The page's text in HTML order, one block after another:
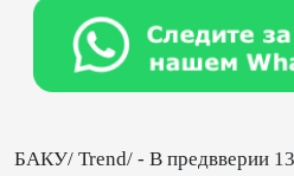
БАКУ/ Trend/ - В предвверии